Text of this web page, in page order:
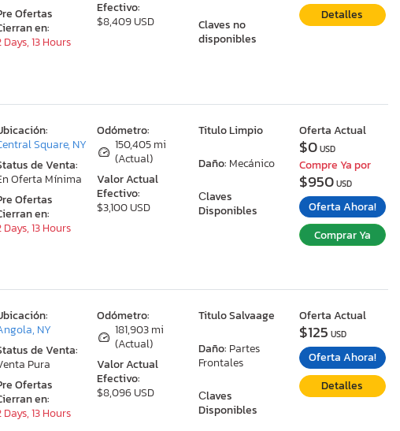
Efectivo:
$8,409 USD
Claves no
disponibles
Ofertas
en:
Days, 13 Hours
Detalles
Odómetro:
150,405 mi
(Actual)
Valor Actual
Efectivo:
$3,100 USD
Titulo Limpio
Daño: Mecánico
Сlaves
Disponibles
Square, NY
de Venta:
Oferta Mínima
Ofertas
en:
Days, 13 Hours
Oferta Actual
$0USD
Compre Ya por
$950USD
Oferta Ahora!
Comprar Ya
Odómetro:
181,903 mi
(Actual)
Valor Actual
Efectivo:
$8,096 USD
Titulo Salvaage
Daño: Partes
Frontales
Сlaves
Disponibles
NY
de Venta:
Pura
Ofertas
en:
Days, 13 Hours
Oferta Actual
$125 USD
Oferta Ahora!
Detalles